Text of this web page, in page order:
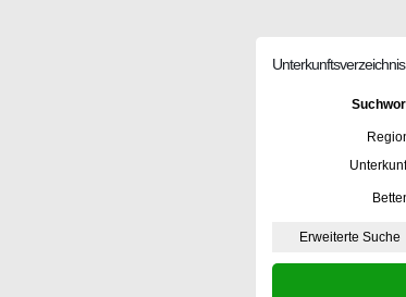
Unterkunftsverzeichnis
Erweiterte Suche